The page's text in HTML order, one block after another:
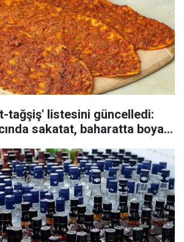
tağşiş' listesini güncelledi:
sakatat, baharatta boya...